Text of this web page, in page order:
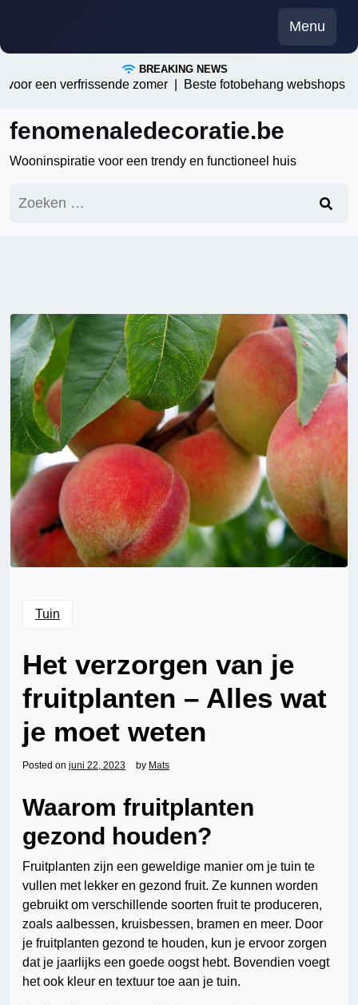
content
Menu
BREAKING NEWS
een verfrissende zomer |Beste fotobehang webshops in
fenomenaledecoratie.be
Wooninspiratie voor een trendy en functioneel huis
naar:
Tuin
Het verzorgen van je
fruitplanten – Alles wat
je moet weten
Posted on juni 22, 2023 by Mats
Waarom fruitplanten
gezond houden?
Fruitplanten zijn een geweldige manier om je tuin te
vullen met lekker en gezond fruit. Ze kunnen worden
gebruikt om verschillende soorten fruit te produceren,
zoals aalbessen, kruisbessen, bramen en meer. Door
je fruitplanten gezond te houden, kun je ervoor zorgen
dat je jaarlijks een goede oogst hebt. Bovendien voegt
het ook kleur en textuur toe aan je tuin.